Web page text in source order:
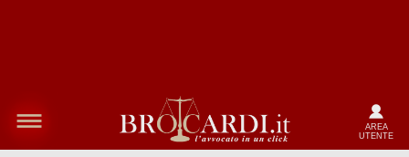
AREA
UTENTE